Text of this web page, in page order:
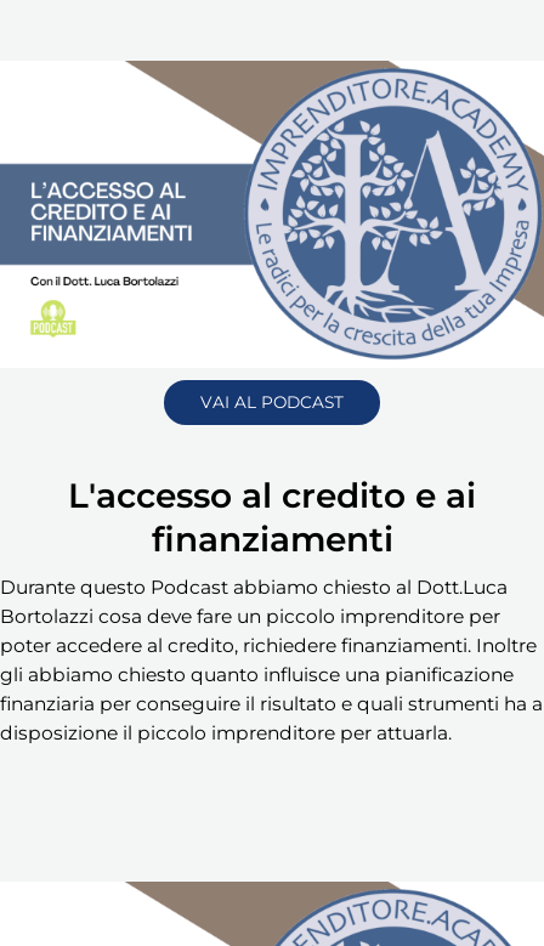
VAI AL PODCAST
L'accesso al credito e ai
finanziamenti
Durante questo Podcast abbiamo chiesto al Dott.Luca
Bortolazzi cosa deve fare un piccolo imprenditore per
poter accedere al credito, richiedere finanziamenti. Inoltre
gli abbiamo chiesto quanto influisce una pianificazione
finanziaria per conseguire il risultato e quali strumenti ha a
disposizione il piccolo imprenditore per attuarla.